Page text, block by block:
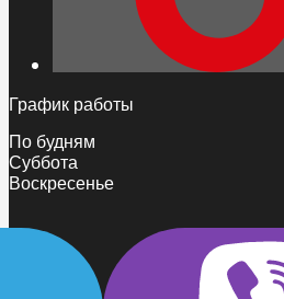
График работы
По будням
Суббота
Воскресенье